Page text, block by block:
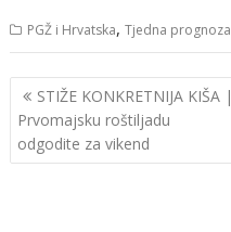
PGŽ i Hrvatska,Tjedna prognoza
Navigacija
objava
STIŽE KONKRETNIJA KIŠA |
Prvomajsku roštiljadu
odgodite za vikend